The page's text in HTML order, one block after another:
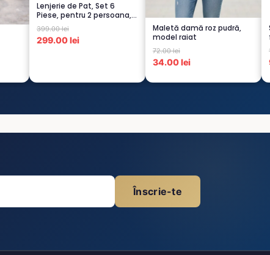
Lenjerie de Pat, Set 6
Piese, pentru 2 persoana,
TURCOA...
399.00 lei
299.00 lei
Maletă damă roz pudră,
model raiat
72.00 lei
34.00 lei
Înscrie-te